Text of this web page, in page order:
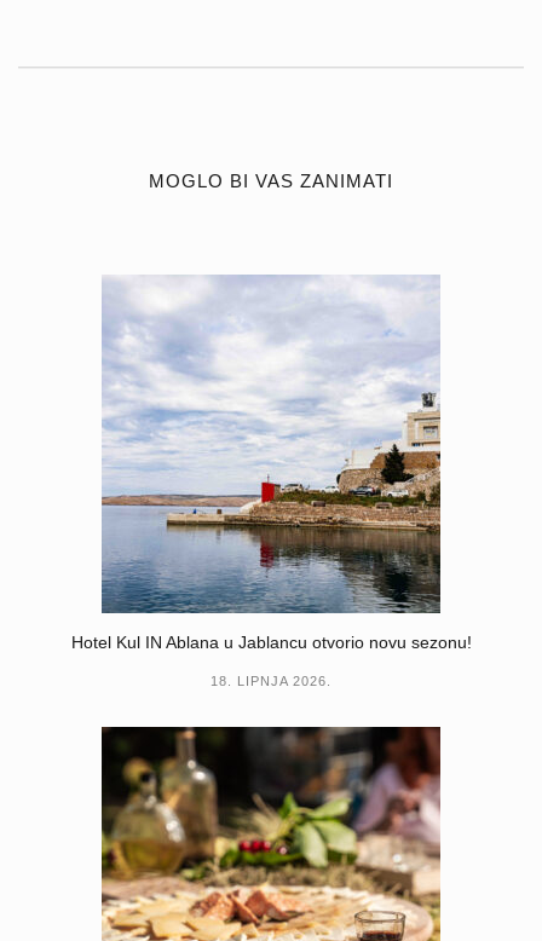
MOGLO BI VAS ZANIMATI
Hotel Kul IN Ablana u Jablancu otvorio novu sezonu!
18. LIPNJA 2026.